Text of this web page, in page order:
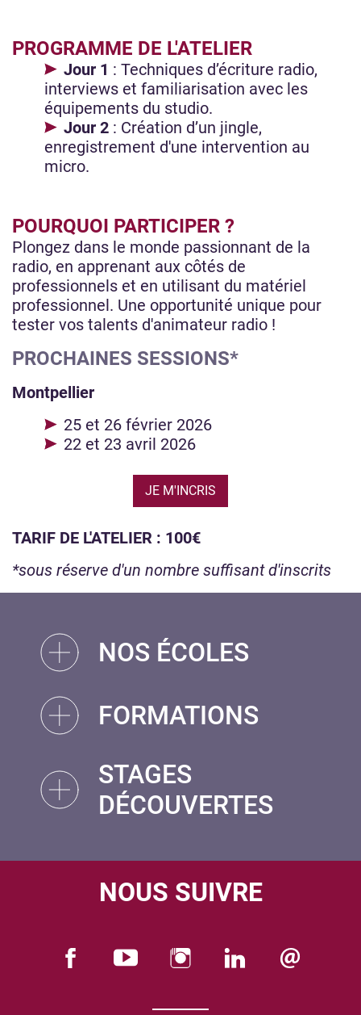
PROGRAMME DE L'ATELIER
Jour 1 : Techniques d’écriture radio,
interviews et familiarisation avec les
équipements du studio.
Jour 2 : Création d’un jingle,
enregistrement d'une intervention au
micro.
POURQUOI PARTICIPER ?
Plongez dans le monde passionnant de la
radio, en apprenant aux côtés de
professionnels et en utilisant du matériel
professionnel. Une opportunité unique pour
tester vos talents d'animateur radio !
PROCHAINES SESSIONS*
Montpellier
25 et 26 février 2026
22 et 23 avril 2026
JE M'INCRIS
TARIF DE L'ATELIER : 100€
*sous réserve d'un nombre suffisant d'inscrits
NOS ÉCOLES
FORMATIONS
STAGES
DÉCOUVERTES
NOUS SUIVRE